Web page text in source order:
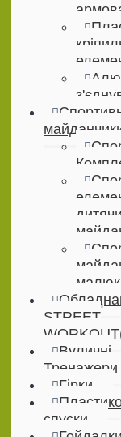
STREET
Вуличні
Тренажери
Гірки
спуски